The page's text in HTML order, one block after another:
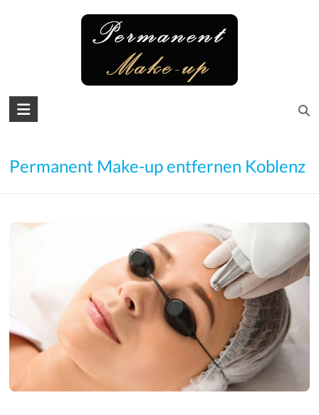
up
Lippen
–
Wimpern
Permanent Make-up entfernen Koblenz